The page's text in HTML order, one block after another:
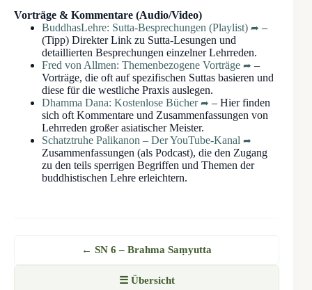
Vorträge & Kommentare (Audio/Video)
BuddhasLehre: Sutta-Besprechungen (Playlist)
–
(Tipp) Direkter Link zu Sutta-Lesungen und
detaillierten Besprechungen einzelner Lehrreden.
Fred von Allmen: Themenbezogene Vorträge
–
Vorträge, die oft auf spezifischen Suttas basieren und
diese für die westliche Praxis auslegen.
Dhamma Dana: Kostenlose Bücher
– Hier finden
sich oft Kommentare und Zusammenfassungen von
Lehrreden großer asiatischer Meister.
Schatztruhe Palikanon – Der YouTube-Kanal
Zusammenfassungen (als Podcast), die den Zugang
zu den teils sperrigen Begriffen und Themen der
buddhistischen Lehre erleichtern.
← SN 6 – Brahma Saṃyutta
☰ Übersicht